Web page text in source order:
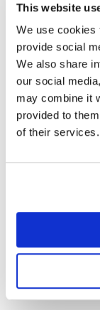
This website
We use cookies
provide social
We also share
our social
may combine it
provided to
of their services.
8 consigli
infermieri
READ MORE
MAG